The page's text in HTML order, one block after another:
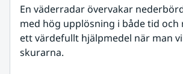
En väderradar övervakar
med hög upplösning i både tid och
ett värdefullt hjälpmedel när man
skurarna.